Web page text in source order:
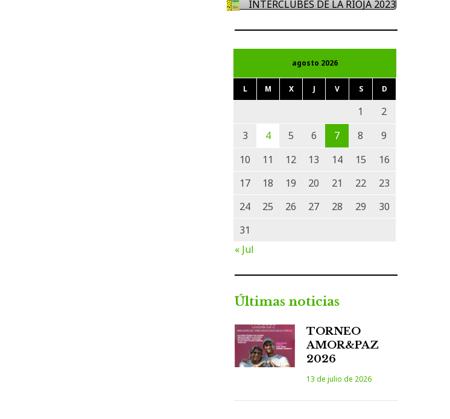
INTERCLUBES DE LA RIOJA 2023
agosto 2026
L M X J V S D
1
2
3
4 5 6 7 8
9
10
11 12 13 14 15
16
17
18 19 20 21 22
23
24
25 26 27 28 29
30
31
« Jul
Últimas noticias
TORNEO
AMOR&PAZ
2026
13 de julio de 2026